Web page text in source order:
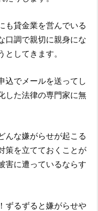
も貸金業を営んでいる
口調で親切に親身にな
してきます。
込でメールを送ってし
した法律の専門家に無
んな嫌がらせが起こる
策を立てておくことが
害に遭っているならす
ずるずると嫌がらせや